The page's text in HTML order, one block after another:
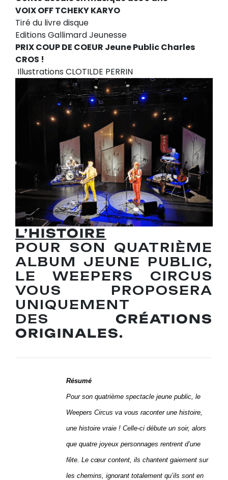
VOIX OFF TCHEKY KARYO
Tiré du livre disque
Editions Gallimard Jeunesse
PRIX COUP DE COEUR Jeune Public Charles
CROS !
Illustrations CLOTILDE PERRIN
L’HISTOIRE
POUR SON QUATRIÈME
ALBUM JEUNE PUBLIC,
LE WEEPERS CIRCUS
VOUS PROPOSERA
UNIQUEMENT
DES CRÉATIONS
ORIGINALES.
Résumé
Pour son quatrième spectacle jeune public, le
Weepers Circus va vous raconter une histoire,
une histoire vraie ! Celle-ci débute un soir, alors
que quatre joyeux personnages rentrent d’une
fête. Le cœur content, ils chantent gaiement sur
les chemins, ignorant totalement qu’ils sont en